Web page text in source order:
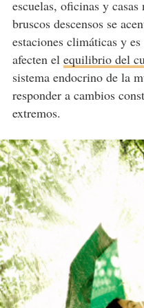
escuelas, oficinas y
bruscos descensos se
estaciones climáticas y
afecten el equilibrio del
sistema endocrino de la
responder a cambios
extremos.